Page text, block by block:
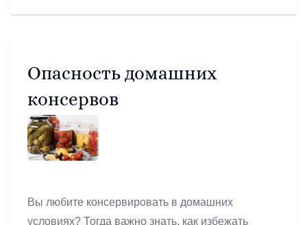
Опасность домашних
консервов
Вы любите консервировать в домашних
условиях? Тогда важно знать, как избежать